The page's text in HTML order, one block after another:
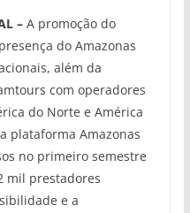
–A promoção do
do Amazonas
além da
com operadores
do Norte e América
plataforma Amazonas
no primeiro semestre
mil prestadores
e a